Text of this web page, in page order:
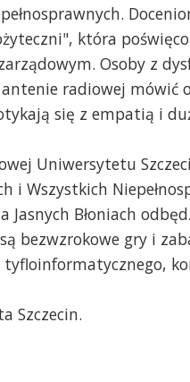
dla PR Szczecin
która
Osoby z
radiowej mówić
się z empatią i
Uniwersytetu
i Wszystkich
Jasnych Błoniach
bezwzrokowe gry i
Szczecin.